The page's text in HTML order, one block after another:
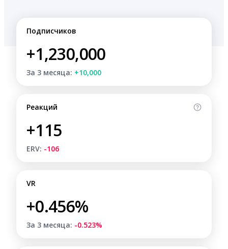
Подписчиков
+1,230,000
За 3 месяца: +10,000
Реакций
+115
ERV: -106
VR
+0.456%
За 3 месяца: -0.523%